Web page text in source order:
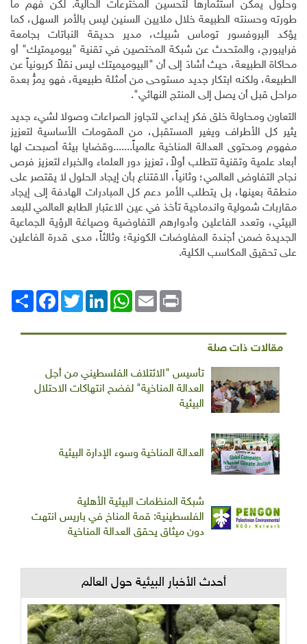
وحلول يمكن استثمارها لتحسين المخترعات الحالية. لكن فهم ما
طورته وحسنته الطبيعة خلال ملايين السنين ليس بالأمر السهل، كما
يؤكد البروفسور توماس شبيك، مدير حديقة النباتات بجامعة
فرايبورج، والمتحدث عن شبكة المختصين في تقنية "بيوميمتيك" أو
محاكاة الطبيعة، حيث أشادَ إلى أن "البيوميميتك ليس نقلاً كربونياً عن
الطبيعة، ولكنه ابتكار جديد مستوحى من أمثلة طبيعية، فهو يمرُّ بعدة
مراحل قبل أن يصل إلى المنتج النهائي."
التعاون ومحاولة خلق فكر إبداعي لتجاوز الصراعات وصولا لشيء جديد
يثير كل الأطراف ويغير المستقبل، من المقومات الأساسية لتعزيز
مفهوم ومحتوى العدالة المناخية عالمياً.......وقضايا بيئة أصبحت لها
أبعاد علمية وتقنية تتطلب أولاً، تعزيز دور العلماء والخبراء لتعزيز فرص
نجاح التفاوض العالمي؛ وثانياً، الاقتناع بأن إيجاد الحلول لا يقتصر على
منطقة بعينها، بل يتطلب الأمر دعم كل المبادرات الهادفة إلى إيجاد
مقاربات شمولية واندماجية تأخذ في عين الاعتبار الطابع العالمي للبعد
البيئي، وتعدد الفاعلين وأدوارهم التفاوضية وصياغة الرؤية الجماعية
الجديدة ضمن أجندة المفاوضات الكونية؛ وثالثاً، مدى قدرة الفاعلين
على تحقيق المكاسب الكلية.
انشر
FacebookTwitterLinkedIn
WhatsAppEmail Print
مقالات ذات صلة
تأسيس "الائتلاف الفلسطيني من أجل
العدالة المناخية" لفضح انتهاكات الاحتلال
البيئية
العدالة المناخية وسوء الإدارة البيئية
شبكة المنظمات البيئية الأهلية
الفلسطينية: قمة المناخ في باريس انتهت
دون ميثاق يحقق العدالة المناخية
أحدث الأخبار البيئية حول العالم